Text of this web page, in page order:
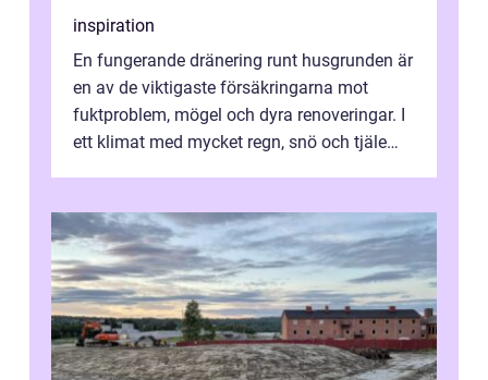
inspiration
En fungerande dränering runt husgrunden är
en av de viktigaste försäkringarna mot
fuktproblem, mögel och dyra renoveringar. I
ett klimat med mycket regn, snö och tjäle